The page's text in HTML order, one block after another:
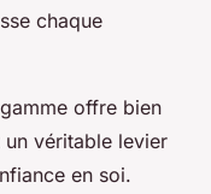
chaque
offre bien
un véritable levier
en soi.